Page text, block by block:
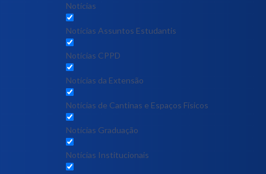
Notícias
Notícias Assuntos Estudantis
Notícias CPPD
Notícias da Extensão
Notícias de Cantinas e Espaços Físicos
Notícias Graduação
Notícias Institucionais